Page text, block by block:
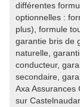
différentes
optionnelles :
plus), formule
garantie bris de
naturelle,
conducteur,
secondaire,
Axa Assurances
sur